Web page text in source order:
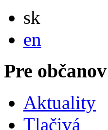
sk
en
Pre občanov
Aktuality
Tlačivá